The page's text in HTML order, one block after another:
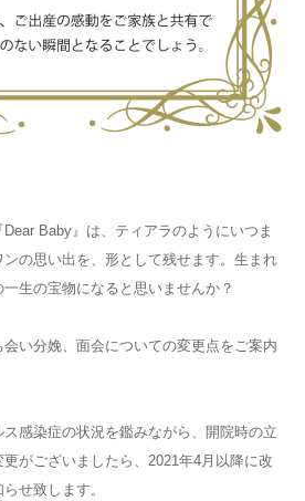
Dear Baby』は、ティアラのようにいつま
の思い出を、形として残せます。生まれ
生の宝物になると思いませんか？
い分娩、面会についての変更点をご案内
感染症の状況を鑑みながら、開院時の立
がございましたら、2021年4月以降に改
せ致します。